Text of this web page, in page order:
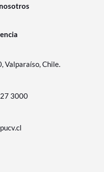
Valparaíso, Chile.
3000